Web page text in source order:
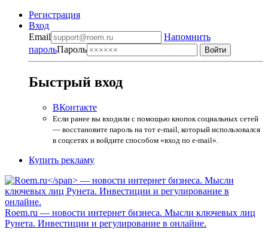
Регистрация
Вход
Email
Напомнить
парольПароль
Быстрый вход
ВКонтакте
Если ранее вы входили с помощью кнопок социальных сетей
— восстановите пароль на тот e-mail, который использовался
в соцсетях и войдите способом «вход по e-mail».
Купить рекламу
Roem.ru — новости интернет бизнеса. Мысли ключевых лиц
Рунета. Инвестиции и регулирование в онлайне.